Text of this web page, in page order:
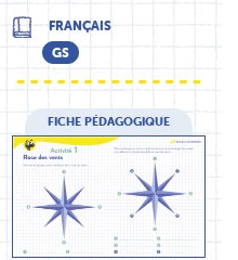
FRANÇAIS
GS
FICHE PÉDAGOGIQUE